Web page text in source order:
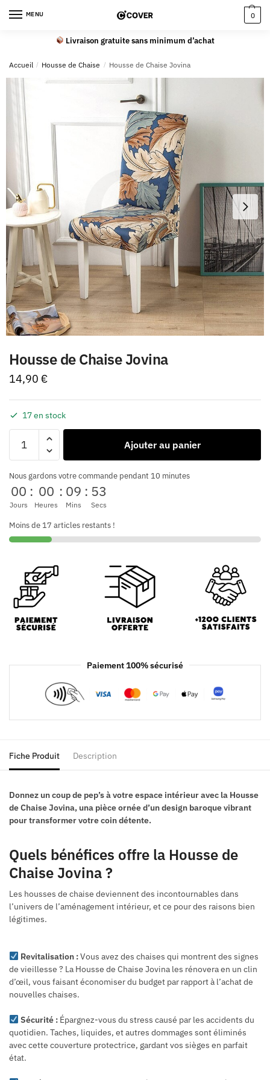
MENU 0
Livraison gratuite sans minimum d’achat
Accueil / Housse de Chaise / Housse de Chaise Jovina
Housse de Chaise Jovina
14,90 €
17 en stock
Ajouter au panier
Nous gardons votre commande pendant 10 minutes
00
Jours
: 00
Heures
: 09
Mins
: 53
Secs
Moins de 17 articles restants !
Paiement 100% sécurisé
Fiche Produit Description
Donnez un coup de pep’s à votre espace intérieur avec la Housse
de Chaise Jovina, una pièce ornée d’un design baroque vibrant
pour transformer votre coin détente.
Quels bénéfices offre la Housse de
Chaise Jovina ?
Les housses de chaise deviennent des incontournables dans
l’univers de l’aménagement intérieur, et ce pour des raisons bien
légitimes.
Revitalisation :Vous avez des chaises qui montrent des signes
de vieillesse ? La Housse de Chaise Jovina les rénovera en un clin
d’œil, vous faisant économiser du budget par rapport à l’achat de
nouvelles chaises.
Sécurité :Épargnez-vous du stress causé par les accidents du
quotidien. Taches, liquides, et autres dommages sont éliminés
avec cette couverture protectrice, gardant vos sièges en parfait
état.